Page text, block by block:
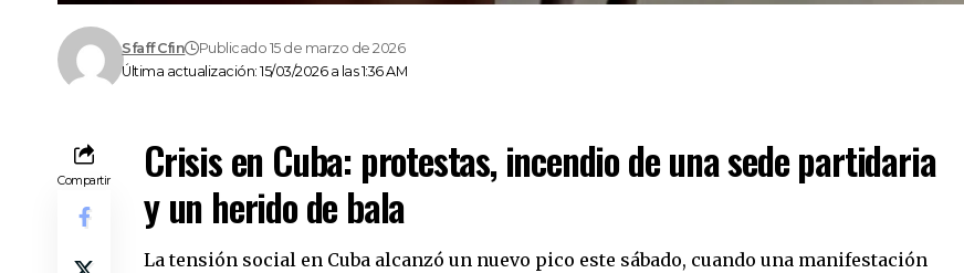
Última actualización: 15/03/2026 a las 1:36 AM
Sfaff Cfin Publicado 15 de marzo de 2026
Compartir
Crisis en Cuba: protestas, incendio de una sede partidaria
y un herido de bala
La tensión social en Cuba alcanzó un nuevo pico este sábado, cuando una manifestación